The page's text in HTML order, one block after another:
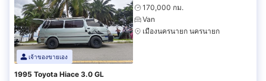
เจ้าของขายเอง
170,000 กม.
Van
เมืองนครนายก นครนายก
1995 Toyota Hiace 3.0 GL